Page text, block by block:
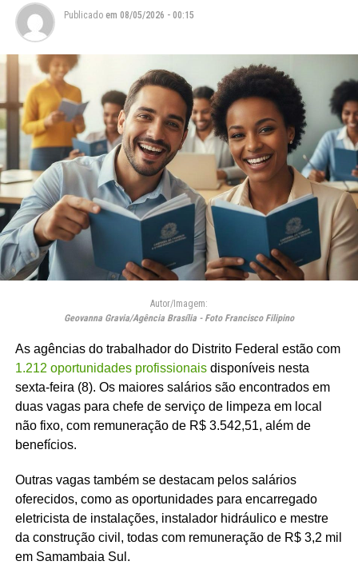
Publicado em 08/05/2026 - 00:15
Autor/Imagem:
Geovanna Gravia/Agência Brasília - Foto Francisco Filipino
As agências do trabalhador do Distrito Federal estão com
1.212 oportunidades profissionaisdisponíveis nesta
sexta-feira (8). Os maiores salários são encontrados em
duas vagas para chefe de serviço de limpeza em local
não fixo, com remuneração de R$ 3.542,51, além de
benefícios.
Outras vagas também se destacam pelos salários
oferecidos, como as oportunidades para encarregado
eletricista de instalações, instalador hidráulico e mestre
da construção civil, todas com remuneração de R$ 3,2 mil
em Samambaia Sul.